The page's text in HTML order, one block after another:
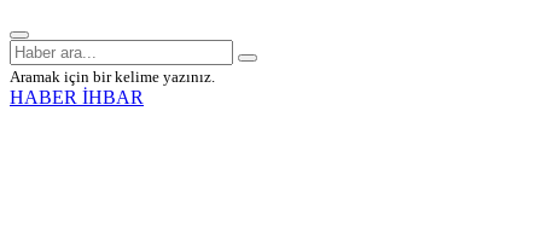
Aramak için bir kelime yazınız.
HABER İHBAR